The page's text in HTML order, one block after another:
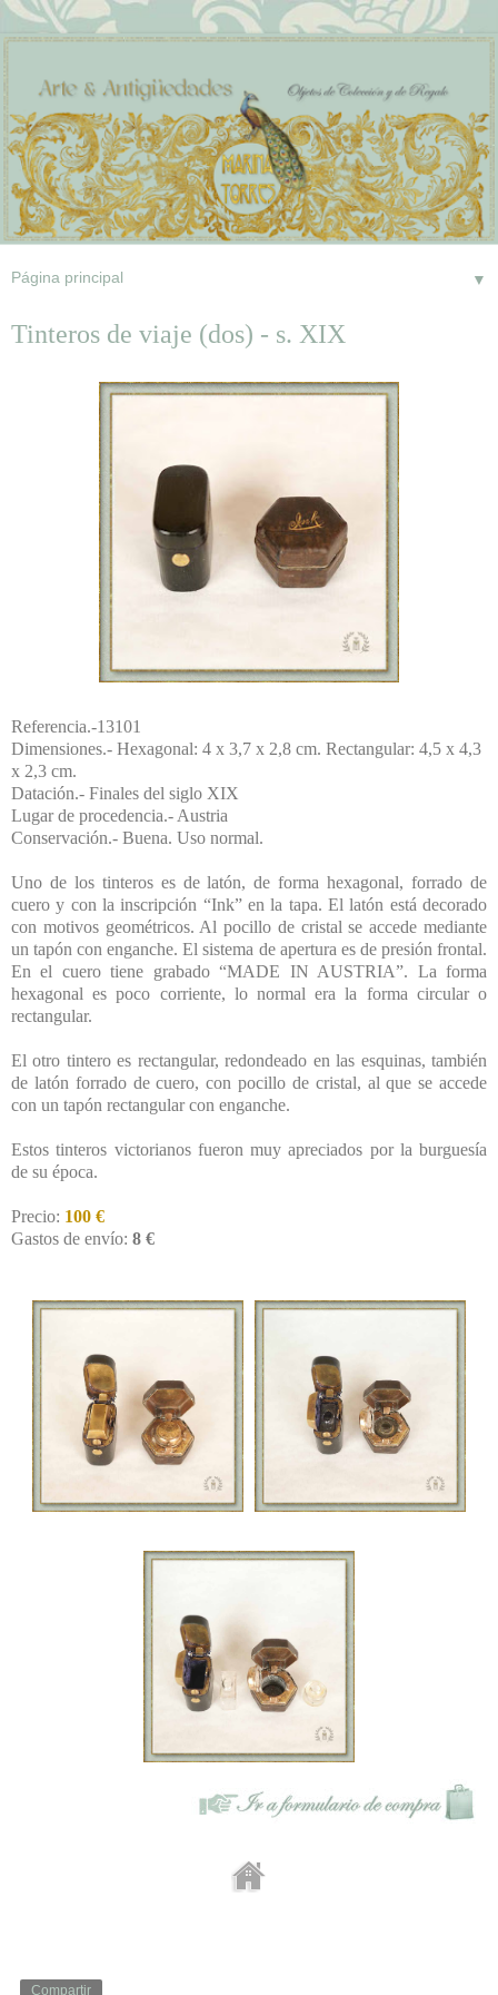
▼
Tinteros de viaje (dos) - s. XIX
Referencia.-13101
Dimensiones.- Hexagonal: 4 x 3,7 x 2,8 cm. Rectangular: 4,5 x 4,3
x 2,3 cm.
Datación.- Finales del siglo XIX
Lugar de procedencia.- Austria
Conservación.- Buena. Uso normal.
Uno de los tinteros es de latón, de forma hexagonal, forrado de
cuero y con la inscripción “Ink” en la tapa. El latón está decorado
con motivos geométricos. Al pocillo de cristal se accede mediante
un tapón con enganche. El sistema de apertura es de presión frontal.
En el cuero tiene grabado “MADE IN AUSTRIA”. La forma
hexagonal es poco corriente, lo normal era la forma circular o
rectangular.
El otro tintero es rectangular, redondeado en las esquinas, también
de latón forrado de cuero, con pocillo de cristal, al que se accede
con un tapón rectangular con enganche.
Estos tinteros victorianos fueron muy apreciados por la burguesía
de su época.
Precio: 100 €
Gastos de envío: 8 €
Compartir